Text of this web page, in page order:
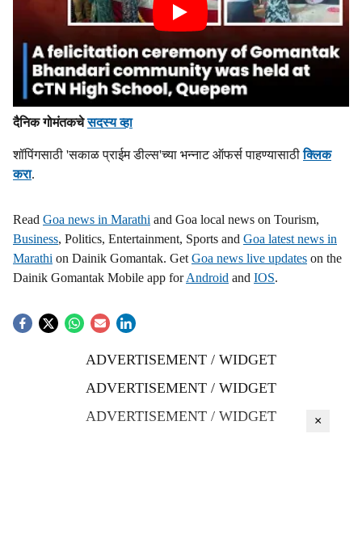
दैनिक गोमंतकचेसदस्य व्हा
शॉपिंगसाठी 'सकाळ प्राईम डील्स'च्या भन्नाट ऑफर्स पाहण्यासाठीक्लिक
करा.
Read Goa news in Marathi and Goa local news on Tourism,
Business, Politics, Entertainment, Sports and Goa latest news in
Marathi on Dainik Gomantak. Get Goa news live updates on the
Dainik Gomantak Mobile app forAndroid and IOS.
ADVERTISEMENT / WIDGET
ADVERTISEMENT / WIDGET
ADVERTISEMENT / WIDGET
×